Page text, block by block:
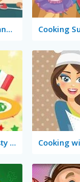
Cooking with Emma: Peanut Butter Cookies Cooking
Cooking with Emma: Tasty Vegetable Lasagna